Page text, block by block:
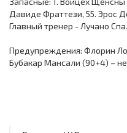
Давиде Фраттези, 55. Эрос
Главный тренер - Лучано
Предупреждения: Флорин
Бубакар Мансали (90+4) –